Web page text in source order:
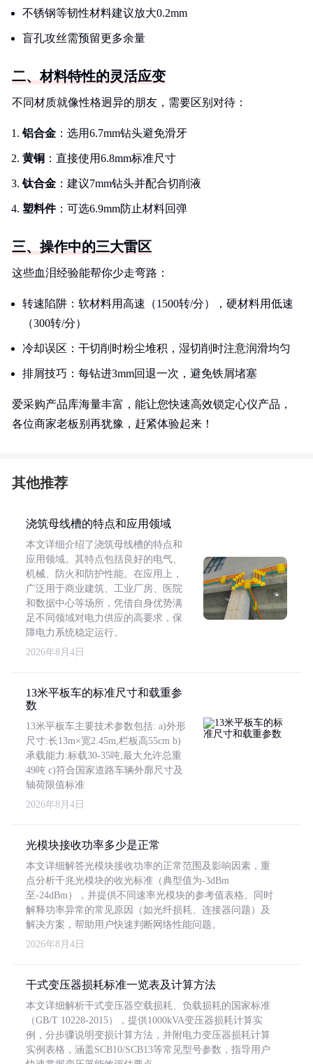
不锈钢等韧性材料建议放大0.2mm
盲孔攻丝需预留更多余量
二、材料特性的灵活应变
不同材质就像性格迥异的朋友，需要区别对待：
铝合金 ：选用6.7mm钻头避免滑牙
黄铜 ：直接使用6.8mm标准尺寸
钛合金 ：建议7mm钻头并配合切削液
塑料件：可选6.9mm防止材料回弹
三、操作中的三大雷区
这些血泪经验能帮你少走弯路：
转速陷阱：软材料用高速（1500转/分），硬材料用低速
（300转/分）
冷却误区：干切削时粉尘堆积，湿切削时注意润滑均匀
排屑技巧：每钻进3mm回退一次，避免铁屑堵塞
爱采购产品库海量丰富，能让您快速高效锁定心仪产品，
各位商家老板别再犹豫，赶紧体验起来！
其他推荐
浇筑母线槽的特点和应用领域
本文详细介绍了浇筑母线槽的特点和
应用领域。其特点包括良好的电气、
机械、防火和防护性能。在应用上，
广泛用于商业建筑、工业厂房、医院
和数据中心等场所，凭借自身优势满
足不同领域对电力供应的高要求，保
障电力系统稳定运行。
2026年8月4日
13米平板车的标准尺寸和载重参
数
13米平板车主要技术参数包括: a)外形
尺寸:长13m×宽2.45m,栏板高55cm b)
承载能力:标载30-35吨,最大允许总重
49吨 c)符合国家道路车辆外廓尺寸及
轴荷限值标准
2026年8月4日
光模块接收功率多少是正常
本文详细解答光模块接收功率的正常范围及影响因素，重
点分析千兆光模块的收光标准（典型值为-3dBm
至-24dBm），并提供不同速率光模块的参考值表格。同时
解释功率异常的常见原因（如光纤损耗、连接器问题）及
解决方案，帮助用户快速判断网络性能问题。
2026年8月4日
干式变压器损耗标准一览表及计算方法
本文详细解析干式变压器空载损耗、负载损耗的国家标准
（GB/T 10228-2015），提供1000kVA变压器损耗计算实
例，分步骤说明变损计算方法，并附电力变压器损耗计算
实例表格，涵盖SCB10/SCB13等常见型号参数，指导用户